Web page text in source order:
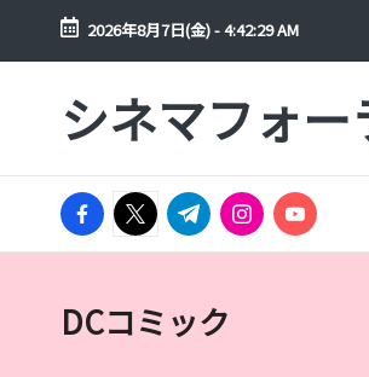
Skip
content
2026年8月7日(金)-4:42:29 AM
シネマフォー
映
画
ド
ラ
年
facebook.com
twitter.com
t.me instagram.com
DCコミック